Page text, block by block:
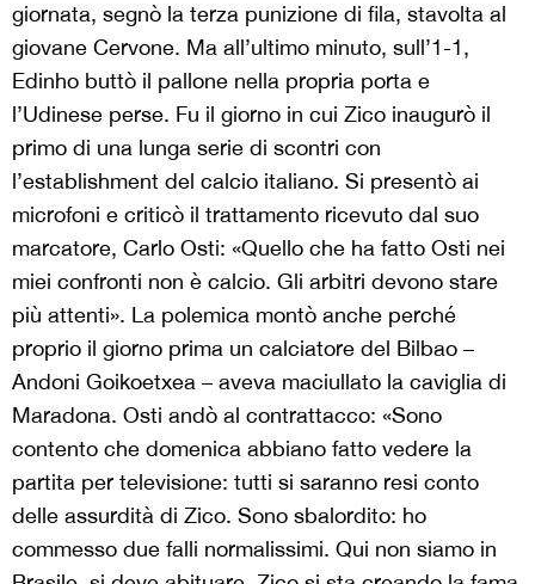
giornata, segnò la terza punizione di fila, stavolta al
giovane Cervone. Ma all’ultimo minuto, sull’1-1,
Edinho buttò il pallone nella propria porta e
l’Udinese perse. Fu il giorno in cui Zico inaugurò il
primo di una lunga serie di scontri con
l’establishment del calcio italiano. Si presentò ai
microfoni e criticò il trattamento ricevuto dal suo
marcatore, Carlo Osti: «Quello che ha fatto Osti nei
miei confronti non è calcio. Gli arbitri devono stare
più attenti». La polemica montò anche perché
proprio il giorno prima un calciatore del Bilbao –
Andoni Goikoetxea – aveva maciullato la caviglia di
Maradona. Osti andò al contrattacco: «Sono
contento che domenica abbiano fatto vedere la
partita per televisione: tutti si saranno resi conto
delle assurdità di Zico. Sono sbalordito: ho
commesso due falli normalissimi. Qui non siamo in